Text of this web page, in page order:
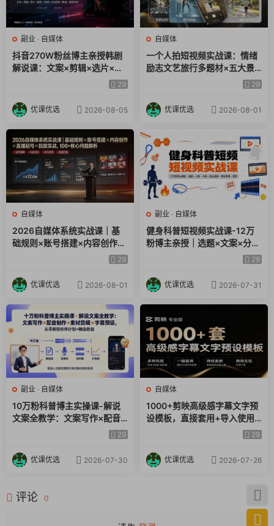
副业 · 自媒体
抖音270W粉丝博主亲授韩剧
解说课：文案×剪辑×选片×版
权×BGM×AU配音×封面×独家
29
优课优选 2026-08-05
自媒体
一个人拍短视频实战课：情绪
励志文艺旅行多题材×五大景
别×黄金构图×八大运镜，从拍
29
优课优选 2026-08-01
自媒体
2026自媒体系统实战课｜基
础规则×账号搭建×内容创作×
直播起号×投放实战，100+核
29
优课优选 2026-08-01
副业 · 自媒体
健身科普短视频实战课-12万
粉博主亲授｜选题×文案×分镜
×图生视频×剪映剪辑×变现，29
优课优选 2026-07-31
副业 · 自媒体
10万粉科普博主实操课-解说
文案全教学：文案写作×配音
制作×素材剪辑×字幕预设，从
零解锁伙伴计划+精选收益
29
优课优选 2026-07-30
自媒体
1000+剪映高级感字幕文字预
设模板，直接套用+导入使用
29
优课优选 2026-07-26
评论 0